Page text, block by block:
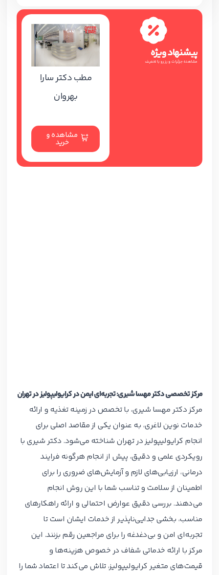
پیشنهاد ویژه
مشاهده جزئیات و رزرو با تخفیف
مطب دکتر سارا
بهروان
مشاهده و
خرید
مرکز تخصصی دکتر مهسا شیری: تجربه‌ای ایمن در کرایولیپولیز در تهران
مرکز دکتر مهسا شیری، با تخصص در زمینه تغذیه و ارائه
خدمات نوین لاغری، به عنوان یکی از مقاصد اصلی برای
انجام کرایولیپولیز در تهران شناخته می‌شود. دکتر شیری با
رویکردی علمی و دقیق، پیش از انجام هرگونه فرایند
درمانی، ارزیابی‌های لازم و آزمایش‌های ضروری را برای
اطمینان از سلامت و تناسب شما با این روش انجام
می‌دهند. بررسی دقیق عوارض احتمالی و ارائه راهکارهای
مناسب، بخشی جدایی‌ناپذیر از خدمات ایشان است تا
تجربه‌ای امن و بی‌دغدغه را برای مراجعین رقم بزنند. این
مرکز با ارائه خدماتی شفاف در خصوص هزینه‌ها و
قیمت‌های متغیر کرایولیپولیز، تلاش می‌کند تا اعتماد شما را